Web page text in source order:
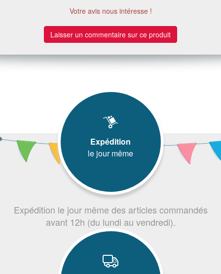
Votre avis nous intéresse !
Laisser un commentaire sur ce produit
Expédition
le jour même
Expédition le jour même des articles commandés
avant 12h (du lundi au vendredi).